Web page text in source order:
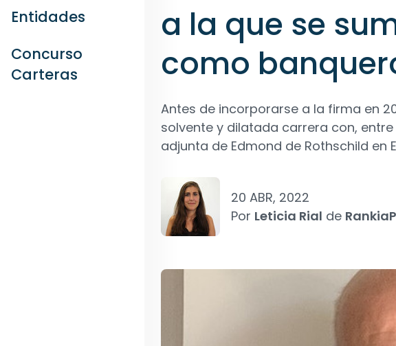
Entidades
Concurso
Carteras
a la que se
como
Antes de incorporarse a la firma en
solvente y dilatada carrera con,
adjunta de Edmond de Rothschild en
20 ABR, 2022
Por Leticia Rial de